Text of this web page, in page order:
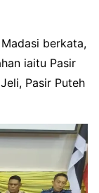
berkata,
iaitu Pasir
Pasir Puteh